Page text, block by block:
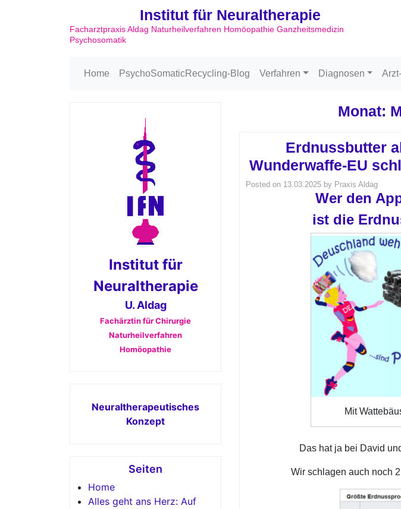
Institut für Neuraltherapie
Facharztpraxis Aldag Naturheilverfahren Homöopathie Ganzheitsmedizin
Psychosomatik
Home PsychoSomaticRecycling-Blog Verfahren Diagnosen
Institut für
Neuraltherapie
U. Aldag
Fachärztin für Chirurgie
Naturheilverfahren
Homöopathie
Neuraltherapeutisches
Konzept
Seiten
Home
Alles geht ans Herz: Auf
Monat:
Erdnussbutter
Wunderwaffe-EU
Posted on 13.03.2025 by Praxis Aldag
Wer den
ist die
Mit
Das hat ja bei David
Wir schlagen auch noch